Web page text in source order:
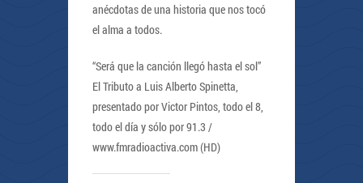
anécdotas de una historia que nos tocó
el alma a todos.
“Será que la canción llegó hasta el sol”
El Tributo a Luis Alberto Spinetta,
presentado por Victor Pintos, todo el 8,
todo el día y sólo por 91.3 /
www.fmradioactiva.com (HD)